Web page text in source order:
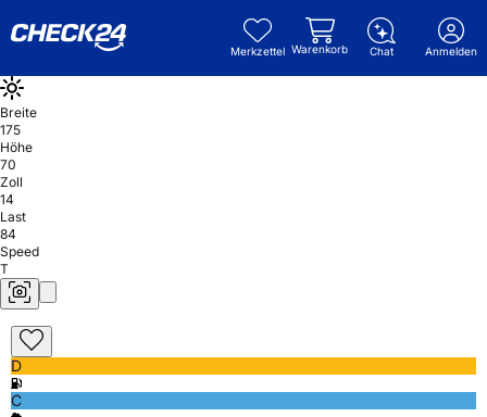
Merkzettel Warenkorb Chat Anmelden
Breite
175
Höhe
70
Zoll
14
Last
84
Speed
T
D
C